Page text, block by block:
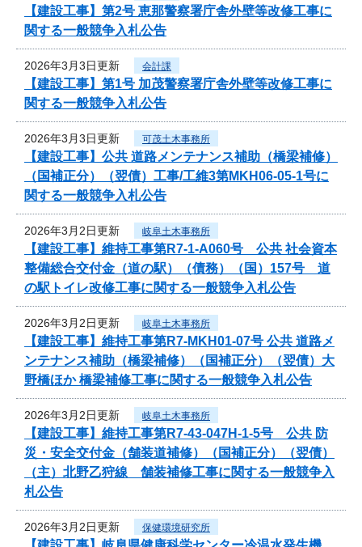
【建設工事】第2号 恵那警察署庁舎外壁等改修工事に
関する一般競争入札公告
2026年3月3日更新 会計課
【建設工事】第1号 加茂警察署庁舎外壁等改修工事に
関する一般競争入札公告
2026年3月3日更新 可茂土木事務所
【建設工事】公共 道路メンテナンス補助（橋梁補修）
（国補正分）（翌債）工事/工維3第MKH06-05-1号に
関する一般競争入札公告
2026年3月2日更新 岐阜土木事務所
【建設工事】維持工事第R7-1-A060号 公共 社会資本
整備総合交付金（道の駅）（債務）（国）157号 道
の駅トイレ改修工事に関する一般競争入札公告
2026年3月2日更新 岐阜土木事務所
【建設工事】維持工事第R7-MKH01-07号 公共 道路メ
ンテナンス補助（橋梁補修）（国補正分）（翌債）大
野橋ほか 橋梁補修工事に関する一般競争入札公告
2026年3月2日更新 岐阜土木事務所
【建設工事】維持工事第R7-43-047H-1-5号 公共 防
災・安全交付金（舗装道補修）（国補正分）（翌債）
（主）北野乙狩線 舗装補修工事に関する一般競争入
札公告
2026年3月2日更新 保健環境研究所